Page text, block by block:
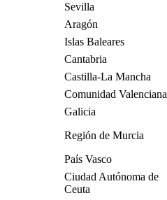
Sevilla
Aragón
Islas Baleares
Cantabria
Castilla-La Mancha
Comunidad Valenciana
Galicia
Región de Murcia
País Vasco
Ciudad Autónoma de
Ceuta